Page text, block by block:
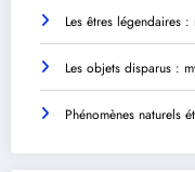
Les êtres légendaires :
Les objets disparus :
Phénomènes naturels